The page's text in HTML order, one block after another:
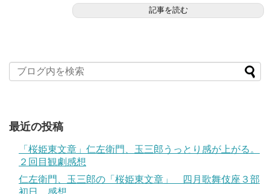
記事を読む
最近の投稿
「桜姫東文章」仁左衛門、玉三郎うっとり感が上がる。
２回目観劇感想
仁左衛門、玉三郎の「桜姫東文章」 四月歌舞伎座３部
初日、感想